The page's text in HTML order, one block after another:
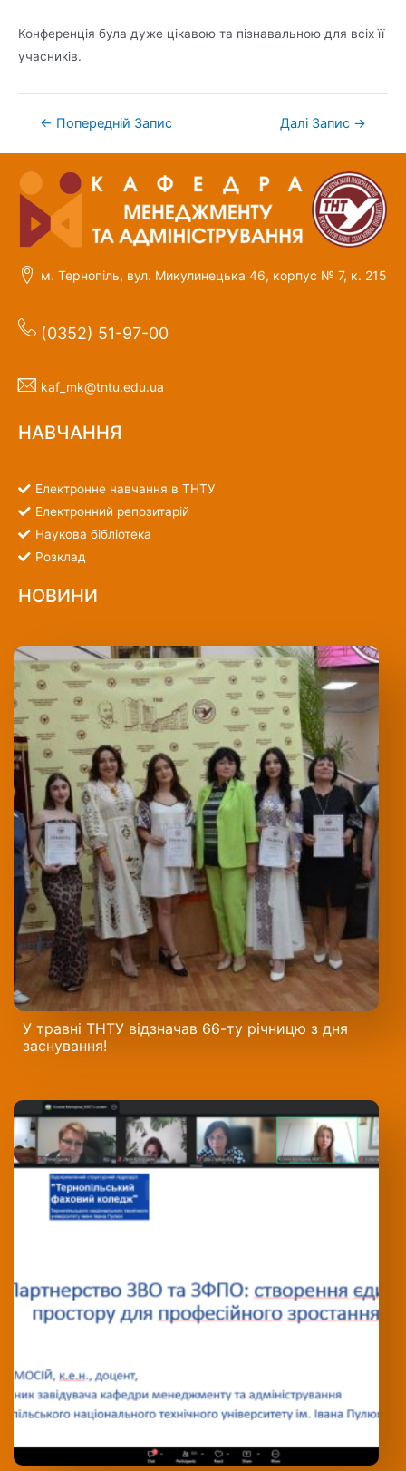
Конференція була дуже цікавою та пізнавальною для всіх її
учасників.
← Попередній Запис Далі Запис →
м. Тернопіль, вул. Микулинецька 46, корпус № 7, к. 215
(0352) 51-97-00
kaf_mk@tntu.edu.ua
НАВЧАННЯ
Електронне навчання в ТНТУ
Електронний репозитарій
Наукова бібліотека
Розклад
НОВИНИ
У травні ТНТУ відзначав 66-ту річницю з дня
заснування!